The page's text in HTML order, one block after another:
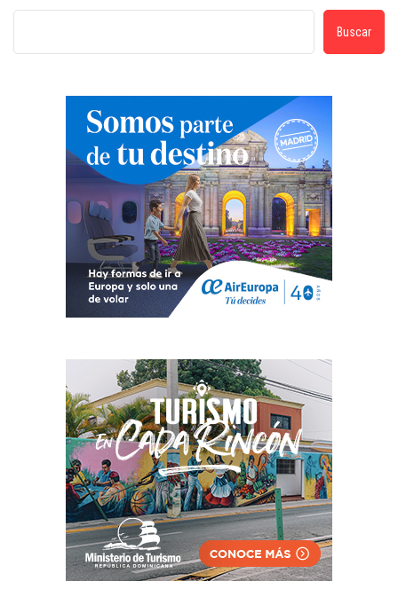
Buscar